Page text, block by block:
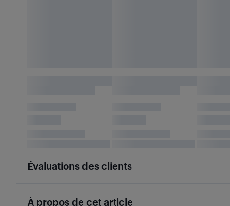
Évaluations des clients
À propos de cet article